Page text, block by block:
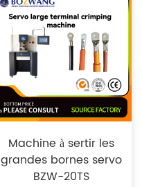
Machine à sertir les
grandes bornes servo
BZW-20TS